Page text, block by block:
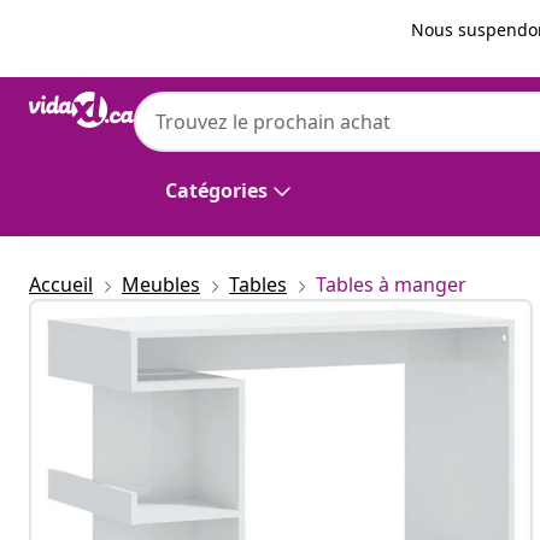
Nous
Catégories
vidaXL
vidaXL Table de bar étagère de
100x50x101,5cm
Accueil Meubles Tables Tables à manger